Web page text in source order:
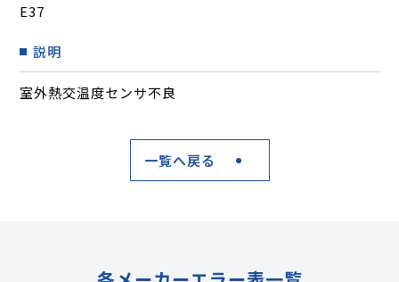
E37
説明
室外熱交温度センサ不良
一覧へ戻る